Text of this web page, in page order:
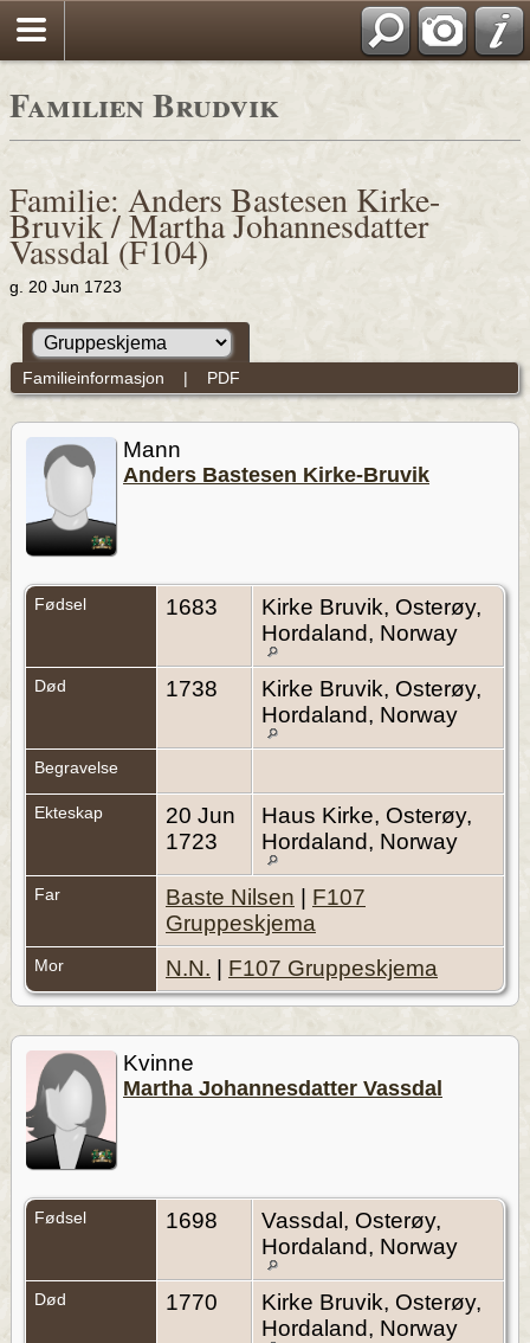
Familien Brudvik
Familie: Anders Bastesen Kirke-
Bruvik / Martha Johannesdatter
Vassdal (F104)
g. 20 Jun 1723
Familieinformasjon | PDF
Mann
Anders Bastesen Kirke-Bruvik
Fødsel 1683
Kirke Bruvik, Osterøy,
Hordaland, Norway
Død 1738
Kirke Bruvik, Osterøy,
Hordaland, Norway
Begravelse
Ekteskap
20 Jun
1723
Haus Kirke, Osterøy,
Hordaland, Norway
Far Baste Nilsen
F107
Gruppeskjema
Mor N.N. F107 Gruppeskjema
Kvinne
Martha Johannesdatter Vassdal
Fødsel 1698
Vassdal, Osterøy,
Hordaland, Norway
Død 1770
Kirke Bruvik, Osterøy,
Hordaland, Norway